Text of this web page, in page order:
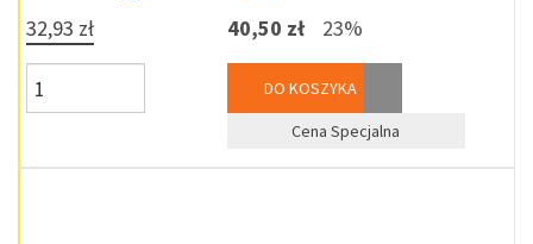
32,93 zł 40,50 zł 23%
DO KOSZYKA
Cena Specjalna